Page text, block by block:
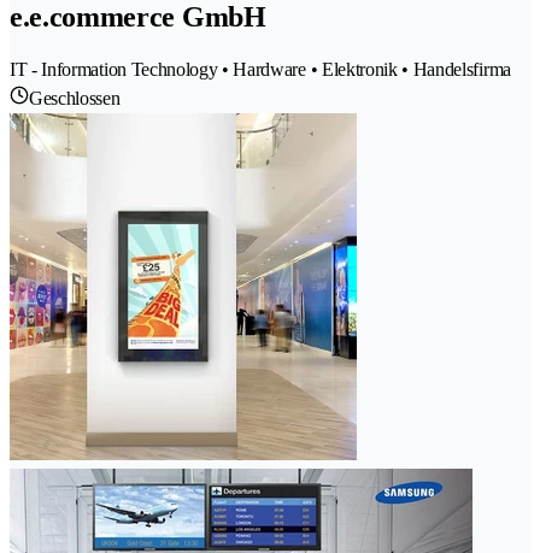
e.e.commerce GmbH
IT - Information Technology • Hardware • Elektronik • Handelsfirma
Geschlossen